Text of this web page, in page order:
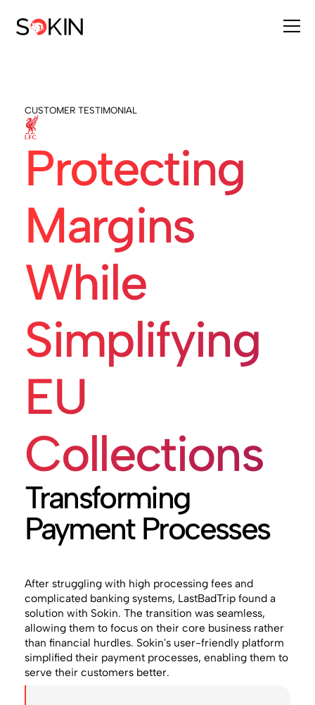
CUSTOMER TESTIMONIAL
Protecting
Margins
While
Simplifying
EU
Collections
Transforming
Payment Processes
After struggling with high processing fees and
complicated banking systems, LastBadTrip found a
solution with Sokin. The transition was seamless,
allowing them to focus on their core business rather
than financial hurdles. Sokin's user-friendly platform
simplified their payment processes, enabling them to
serve their customers better.